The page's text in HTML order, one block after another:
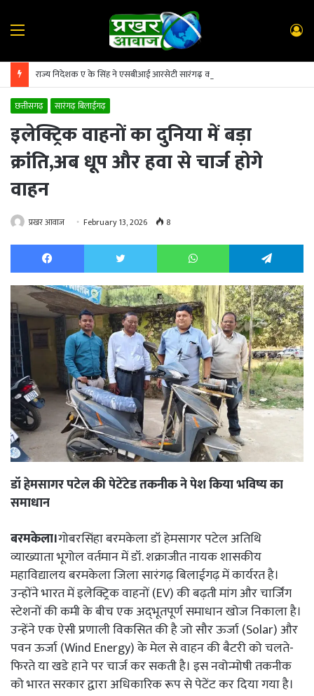
Menu
राज्य निदेशक ए के सिंह ने एसबीआई आरसेटी सारंगढ़ का किया निरीक्षण
छत्तीसगढ़ सारंगढ़ बिलाईगढ़
इलेक्ट्रिक वाहनों का दुनिया में बड़ा
क्रांति,अब धूप और हवा से चार्ज होगे
वाहन
प्रखर आवाज February 13, 2026 8
Facebook Twitter WhatsApp
डॉ हेमसागर पटेल की पेटेंटेड तकनीक ने पेश किया भविष्य का
समाधान
बरमकेला।गोबरसिंहा बरमकेला डॉ हेमसागर पटेल अतिथि
व्याख्याता भूगोल वर्तमान में डॉ. शक्राजीत नायक शासकीय
महाविद्यालय बरमकेला जिला सारंगढ़ बिलाईगढ़ में कार्यरत है।
उन्होंने भारत में इलेक्ट्रिक वाहनों (EV) की बढ़ती मांग और चार्जिंग
स्टेशनों की कमी के बीच एक अद्‌भूतपूर्ण समाधान खोज निकाला है।
उन्हेंने एक ऐसी प्रणाली विकसित की है जो सौर ऊर्जा (Solar) और
पवन ऊर्जा (Wind Energy) के मेल से वाहन की बैटरी को चलते-
फिरते या खडे हाने पर चार्ज कर सकती है। इस नवोन्मोषी तकनीक
को भारत सरकार द्वारा अधिकारिक रूप से पेटेंट कर दिया गया है।